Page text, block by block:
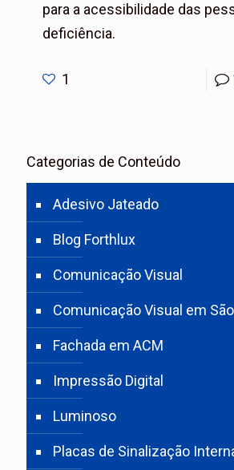
para a acessibilidade das
deficiência.
1
Categorias de Conteúdo
Adesivo Jateado
Blog Forthlux
Comunicação Visual
Comunicação Visual em
Fachada em ACM
Impressão Digital
Luminoso
Placas de Sinalização